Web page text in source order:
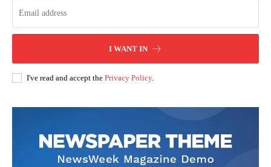
I WANT IN
I've read and accept the Privacy Policy.